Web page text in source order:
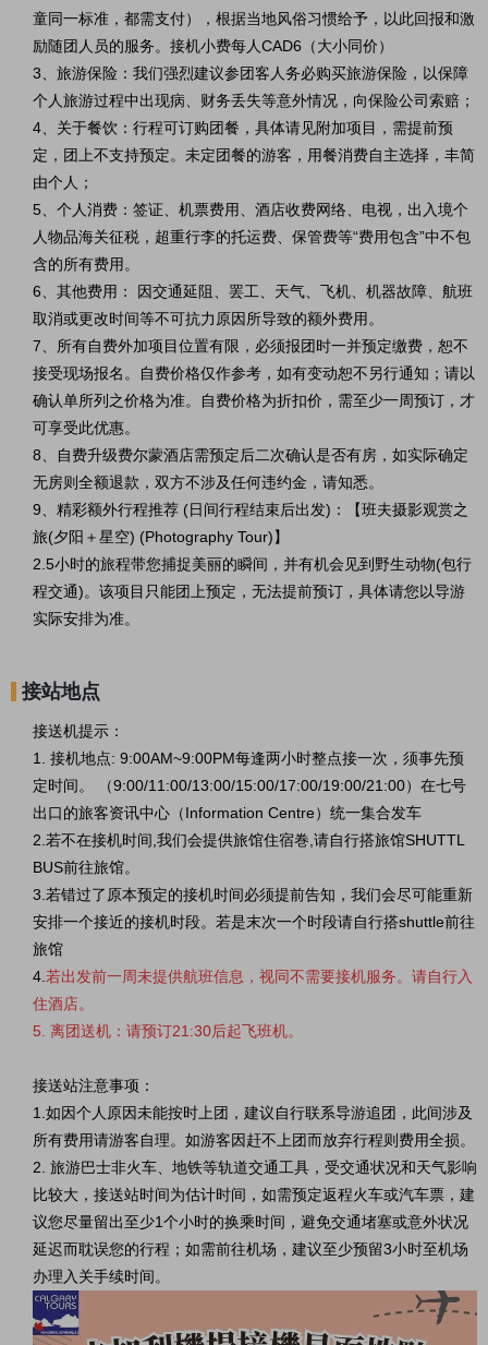
童同一标准，都需支付），根据当地风俗习惯给予，以此回报和激
励随团人员的服务。 接机小费每人CAD6（大小同价）
3、旅游保险：我们强烈建议参团客人务必购买旅游保险，以保障
个人旅游过程中出现病、财务丢失等意外情况，向保险公司索赔；
4、关于餐饮：行程可订购团餐，具体请见附加项目，需提前预
定，团上不支持预定。未定团餐的游客，用餐消费自主选择，丰简
由个人；
5、个人消费：签证、机票费用、酒店收费网络、电视，出入境个
人物品海关征税，超重行李的托运费、保管费等“费用包含”中不包
含的所有费用。
6、其他费用： 因交通延阻、罢工、天气、飞机、机器故障、航班
取消或更改时间等不可抗力原因所导致的额外费用。
7、所有自费外加项目位置有限，必须报团时一并预定缴费，恕不
接受现场报名。自费价格仅作参考，如有变动恕不另行通知；请以
确认单所列之价格为准。自费价格为折扣价，需至少一周预订，才
可享受此优惠。
8、自费升级费尔蒙酒店需预定后二次确认是否有房，如实际确定
无房则全额退款，双方不涉及任何违约金，请知悉。
9、 精彩额外行程推荐 (日间行程结束后出发)：
【班夫摄影观赏之
旅(夕阳＋星空) (Photography Tour)】
2.5小时的旅程带您捕捉美丽的瞬间，并有机会见到野生动物(包行
程交通)。该项目只能团上预定，无法提前预订，具体请您以导游
实际安排为准。
接站地点
接送机提示：
1. 接机地点: 9:00AM~9:00PM每逢两小时整点接一次，须事先预
定时间。 （9:00/11:00/13:00/15:00/17:00/19:00/21:00）在七号
出口的旅客资讯中心（Information Centre）统一集合发车
2.若不在接机时间,我们会提供旅馆住宿巻,请自行搭旅馆SHUTTL
BUS前往旅馆。
3.若错过了原本预定的接机时间必须提前告知，我们会尽可能重新
安排一个接近的接机时段。若是末次一个时段请自行搭shuttle前往
旅馆
4. 若出发前一周未提供航班信息，视同不需要接机服务。请自行入
住酒店。
5. 离团送机：请预订21:30后起飞班机。
接送站注意事项 ：
1.如因个人原因未能按时上团，建议自行联系导游追团，此间涉及
所有费用请游客自理。如游客因赶不上团而放弃行程则费用全损。
2. 旅游巴士非火车、地铁等轨道交通工具，受交通状况和天气影响
比较大，接送站时间为估计时间，如需预定返程火车或汽车票，建
议您尽量留出至少1个小时的换乘时间，避免交通堵塞或意外状况
延迟而耽误您的行程；如需前往机场，建议至少预留3小时至机场
办理入关手续时间。